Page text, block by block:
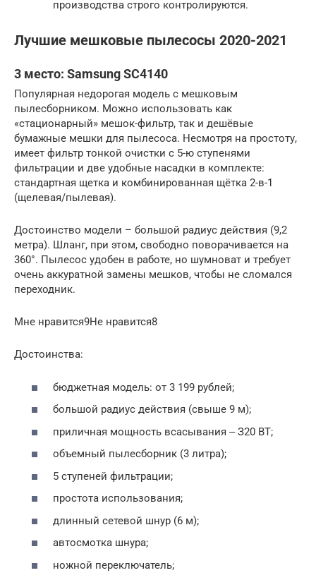
производства строго контролируются.
Лучшие мешковые пылесосы 2020-2021
3 место: Samsung SC4140
Популярная недорогая модель с мешковым
пылесборником. Можно использовать как
«стационарный» мешок-фильтр, так и дешёвые
бумажные мешки для пылесоса. Несмотря на простоту,
имеет фильтр тонкой очистки с 5-ю ступенями
фильтрации и две удобные насадки в комплекте:
стандартная щетка и комбинированная щётка 2-в-1
(щелевая/пылевая).
Достоинство модели – большой радиус действия (9,2
метра). Шланг, при этом, свободно поворачивается на
360°. Пылесос удобен в работе, но шумноват и требует
очень аккуратной замены мешков, чтобы не сломался
переходник.
Мне нравится9Не нравится8
Достоинства:
бюджетная модель: от 3 199 рублей;
большой радиус действия (свыше 9 м);
приличная мощность всасывания ‒ З20 ВТ;
объемный пылесборник (3 литра);
5 ступеней фильтрации;
простота использования;
длинный сетевой шнур (6 м);
автосмотка шнура;
ножной переключатель;